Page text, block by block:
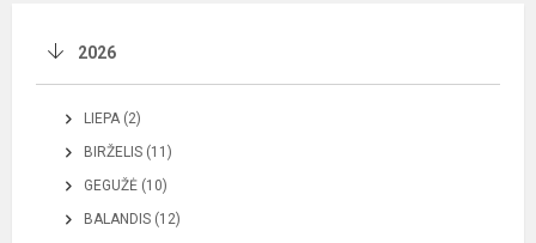
2026
LIEPA (2)
BIRŽELIS (11)
GEGUŽĖ (10)
BALANDIS (12)